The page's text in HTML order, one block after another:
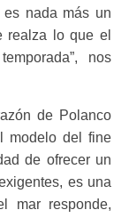
es nada más un
realza lo que el
nos
de Polanco
modelo del fine
de ofrecer un
es una
mar responde,